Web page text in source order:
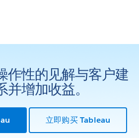
作性的见解与客户建
并增加收益。
立即购买 Tableau